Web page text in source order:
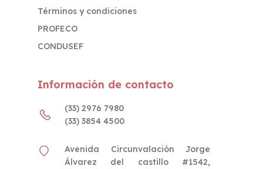
Términos y condiciones
PROFECO
CONDUSEF
Información de contacto
(33) 2976 7980
(33) 3854 4500
Avenida Circunvalación Jorge
Álvarez del castillo #1542,